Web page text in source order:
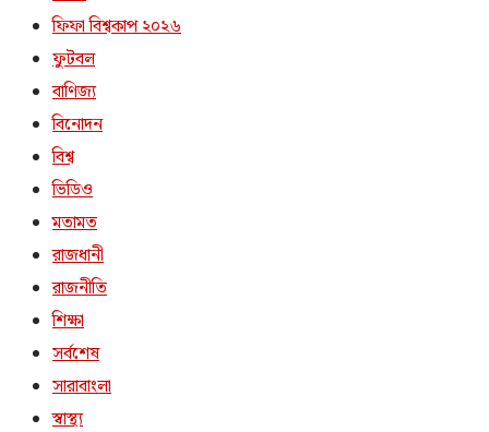
ফিফা বিশ্বকাপ ২০২৬
ফুটবল
বাণিজ্য
বিনোদন
বিশ্ব
ভিডিও
মতামত
রাজধানী
রাজনীতি
শিক্ষা
সর্বশেষ
সারাবাংলা
স্বাস্থ্য